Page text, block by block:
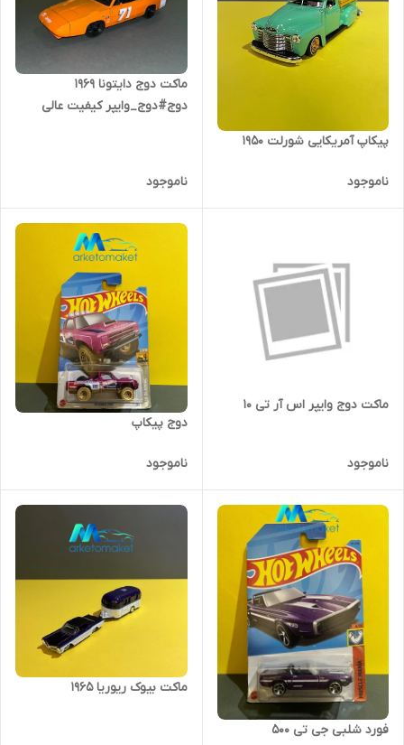
پیکاپ آمریکایی شورلت ۱۹۵۰
ناموجود
ماکت دوج دایتونا ۱۹۶۹
دوج#دوج_وایپر کیفیت عالی
ناموجود
ماکت دوج وایپر اس آر تی ۱۰
ناموجود
دوج پیکاپ
ناموجود
فورد شلبی جی تی ۵۰۰
ماکت بیوک ریوریا ۱۹۶۵